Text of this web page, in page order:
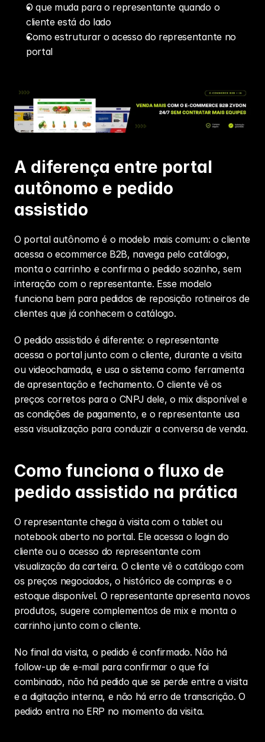
O que muda para o representante quando o
cliente está do lado
Como estruturar o acesso do representante no
portal
A diferença entre portal
autônomo e pedido
assistido
O portal autônomo é o modelo mais comum: o cliente
acessa o ecommerce B2B, navega pelo catálogo,
monta o carrinho e confirma o pedido sozinho, sem
interação com o representante. Esse modelo
funciona bem para pedidos de reposição rotineiros de
clientes que já conhecem o catálogo.
O pedido assistido é diferente: o representante
acessa o portal junto com o cliente, durante a visita
ou videochamada, e usa o sistema como ferramenta
de apresentação e fechamento. O cliente vê os
preços corretos para o CNPJ dele, o mix disponível e
as condições de pagamento, e o representante usa
essa visualização para conduzir a conversa de venda.
Como funciona o fluxo de
pedido assistido na prática
O representante chega à visita com o tablet ou
notebook aberto no portal. Ele acessa o login do
cliente ou o acesso do representante com
visualização da carteira. O cliente vê o catálogo com
os preços negociados, o histórico de compras e o
estoque disponível. O representante apresenta novos
produtos, sugere complementos de mix e monta o
carrinho junto com o cliente.
No final da visita, o pedido é confirmado. Não há
follow-up de e-mail para confirmar o que foi
combinado, não há pedido que se perde entre a visita
e a digitação interna, e não há erro de transcrição. O
pedido entra no ERP no momento da visita.